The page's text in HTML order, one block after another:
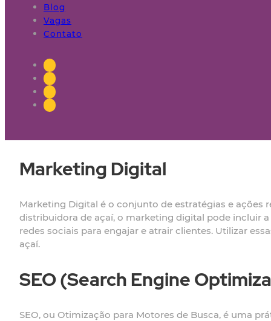
Blog
Vagas
Contato
Marketing Digital
Marketing Digital é o conjunto de estratégias e
distribuidora de açaí, o marketing digital pode incluir
redes sociais para engajar e atrair clientes. Utilizar
açaí.
SEO (Search Engine
SEO, ou Otimização para Motores de Busca, é uma